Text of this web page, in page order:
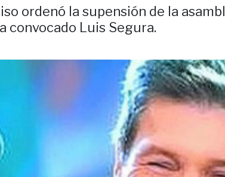
ordenó la supensión de la
convocado Luis Segura.